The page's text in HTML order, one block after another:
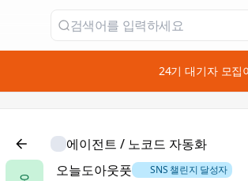
📣 24기 대기자 모
에이전트 / 노코드 자동화
오늘도아웃풋 🚀 SNS 챌린지 달성자